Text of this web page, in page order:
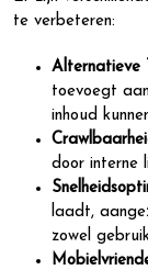
te verbeteren:
Alternatieve
toevoegt
inhoud
door interne
laadt,
zowel